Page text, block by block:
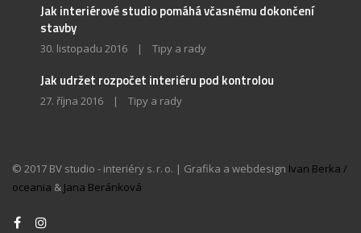
Jak interiérové studio pomáhá včasnému dokončení
stavby
30. listopadu 2016 | Tipy a rady
Jak udržet rozpočet interiéru pod kontrolou
27. října 2016 | Tipy a rady
© 2017 BV studio - interiéry s. r. o. | Grafika a webdesign Ivan Berka /
oceania & Jana Beránková